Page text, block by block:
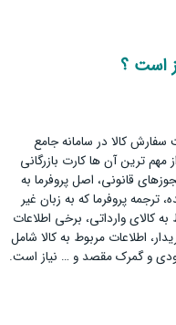
است ؟
کالا در سامانه جامع
ترین آن ها کارت بازرگانی
قانونی، اصل پروفرما به
ترجمه پروفرما که به زبان غیر
کالای وارداتی، برخی اطلاعات
اطلاعات مربوط به کالا شامل
و گمرک مقصد و … نیاز است.